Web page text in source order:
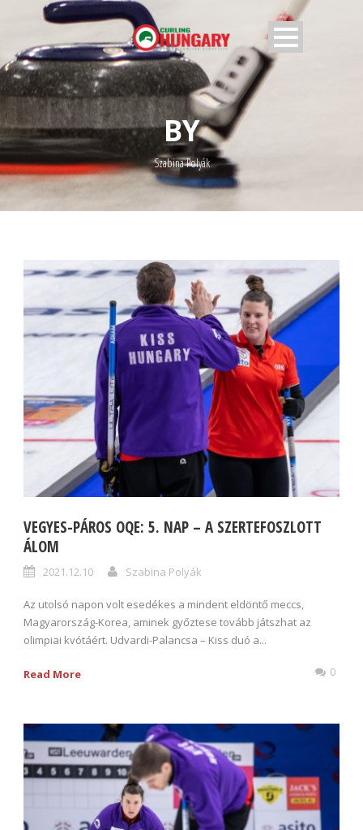
BY
Szabina Polyák
VEGYES-PÁROS OQE: 5. NAP – A SZERTEFOSZLOTT
ÁLOM
2021.12.10 Szabina Polyák
Az utolsó napon volt esedékes a mindent eldöntő meccs,
Magyarország-Korea, aminek győztese tovább játszhat az
olimpiai kvótáért. Udvardi-Palancsa – Kiss duó a...
Read More 0